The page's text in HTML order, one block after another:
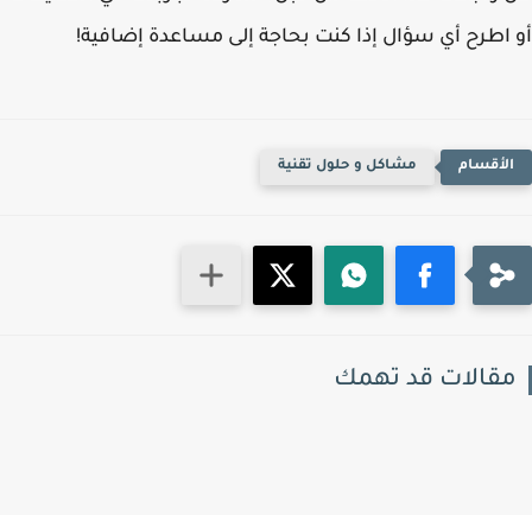
اطرح أي سؤال إذا كنت بحاجة إلى مساعدة إضافية!
مشاكل و حلول تقنية
قد تهمك